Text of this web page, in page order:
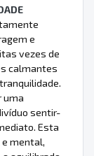
e
vezes de
calmantes
uma
sentir-
Esta
mental,